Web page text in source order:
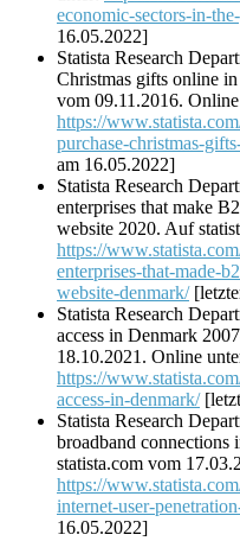
economic-sectors-in-
16.05.2022]
Statista Research
Christmas gifts online
vom 09.11.2016.
https://
purchase-christmas-
am 16.05.2022]
Statista Research
enterprises that make
website 2020. Auf
https://
enterprises-that-made-
website-denmark/
Statista Research
access in Denmark
18.10.2021. Online
https://
access-in-denmark/
Statista Research
broadband
statista.com vom
https://
internet-user-
16.05.2022]